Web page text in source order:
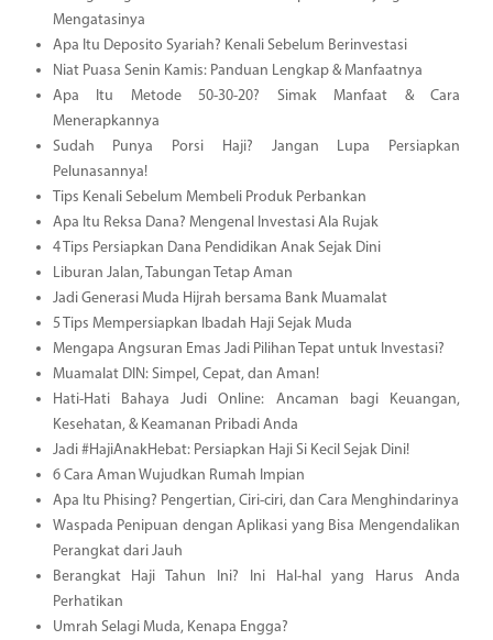
Mengatasinya
Apa Itu Deposito Syariah? Kenali Sebelum Berinvestasi
Niat Puasa Senin Kamis: Panduan Lengkap & Manfaatnya
Apa Itu Metode 50-30-20? Simak Manfaat & Cara
Menerapkannya
Sudah Punya Porsi Haji? Jangan Lupa Persiapkan
Pelunasannya!
Tips Kenali Sebelum Membeli Produk Perbankan
Apa Itu Reksa Dana? Mengenal Investasi Ala Rujak
4 Tips Persiapkan Dana Pendidikan Anak Sejak Dini
Liburan Jalan, Tabungan Tetap Aman
Jadi Generasi Muda Hijrah bersama Bank Muamalat
5 Tips Mempersiapkan Ibadah Haji Sejak Muda
Mengapa Angsuran Emas Jadi Pilihan Tepat untuk Investasi?
Muamalat DIN: Simpel, Cepat, dan Aman!
Hati-Hati Bahaya Judi Online: Ancaman bagi Keuangan,
Kesehatan, & Keamanan Pribadi Anda
Jadi #HajiAnakHebat: Persiapkan Haji Si Kecil Sejak Dini!
6 Cara Aman Wujudkan Rumah Impian
Apa Itu Phising? Pengertian, Ciri-ciri, dan Cara Menghindarinya
Waspada Penipuan dengan Aplikasi yang Bisa Mengendalikan
Perangkat dari Jauh
Berangkat Haji Tahun Ini? Ini Hal-hal yang Harus Anda
Perhatikan
Umrah Selagi Muda, Kenapa Engga?